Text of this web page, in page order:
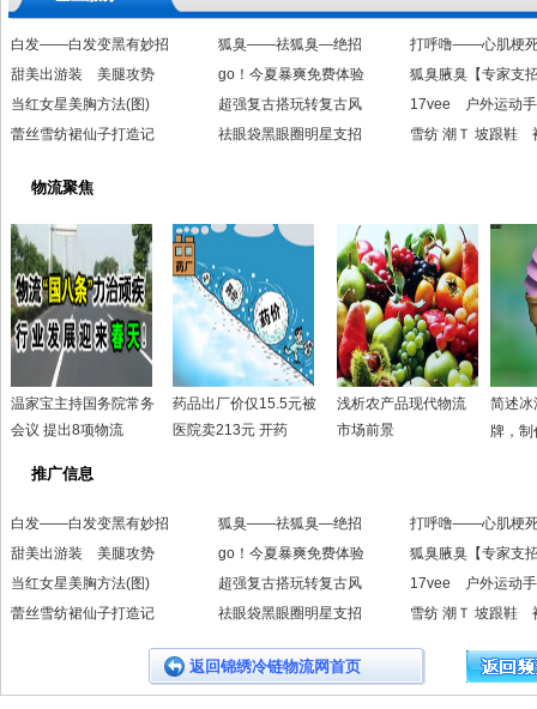
白发——白发变黑有妙招 狐臭——祛狐臭—绝招
打呼噜——心肌梗
甜美出游装 美腿攻势
go！今夏暴爽免费体验
狐臭腋臭【专家支
当红女星美胸方法(图)
超强复古搭玩转复古风
17vee 户外运动
蕾丝雪纺裙仙子打造记
祛眼袋黑眼圈明星支招 雪纺 潮Ｔ 坡跟鞋
物流聚焦
温家宝主持国务院常务
会议 提出8项物流
药品出厂价仅15.5元被
医院卖213元 开药
浅析农产品现代物流
市场前景
简述冰
牌，制
推广信息
白发——白发变黑有妙招 狐臭——祛狐臭—绝招
打呼噜——心肌梗
甜美出游装 美腿攻势
go！今夏暴爽免费体验
狐臭腋臭【专家支
当红女星美胸方法(图)
超强复古搭玩转复古风
17vee 户外运动
蕾丝雪纺裙仙子打造记
祛眼袋黑眼圈明星支招 雪纺 潮Ｔ 坡跟鞋
返回锦绣冷链物流网首页